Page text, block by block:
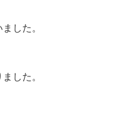
した。
した。